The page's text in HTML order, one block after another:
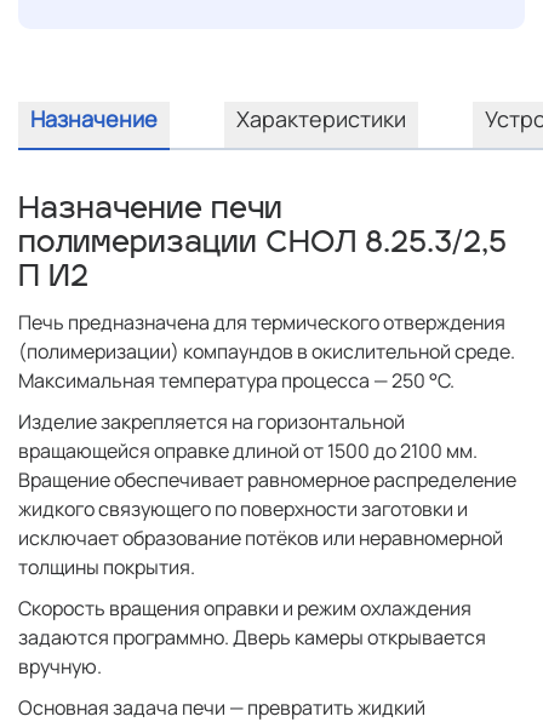
Назначение Характеристики
Назначение печи
полимеризации СНОЛ 8.25.3/2,5
П И2
Печь предназначена для термического отверждения
(полимеризации) компаундов в окислительной среде.
Максимальная температура процесса — 250 °C.
Изделие закрепляется на горизонтальной
вращающейся оправке длиной от 1500 до 2100 мм.
Вращение обеспечивает равномерное распределение
жидкого связующего по поверхности заготовки и
исключает образование потёков или неравномерной
толщины покрытия.
Скорость вращения оправки и режим охлаждения
задаются программно. Дверь камеры открывается
вручную.
Основная задача печи — превратить жидкий